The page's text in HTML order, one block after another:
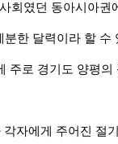
회였던 동아시아
한 달력이라 할 수
주로 경기도 양평
자에게 주어진 절